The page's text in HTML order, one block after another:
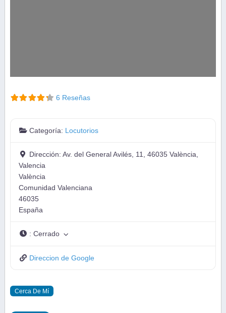
6 Reseñas
Categoría: Locutorios
Dirección:Av. del General Avilés, 11, 46035 València,
Valencia
València
Comunidad Valenciana
46035
España
:Cerrado
Direccion de Google
Cerca De Mí